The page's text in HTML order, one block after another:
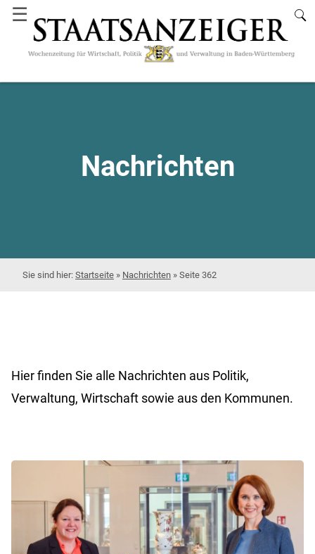
☰
Nachrichten
Startseite » Nachrichten » Seite 362
Hier finden Sie alle Nachrichten aus Politik,
Verwaltung, Wirtschaft sowie aus den Kommunen.